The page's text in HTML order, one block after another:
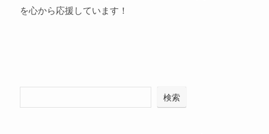
を心から応援しています！
検索